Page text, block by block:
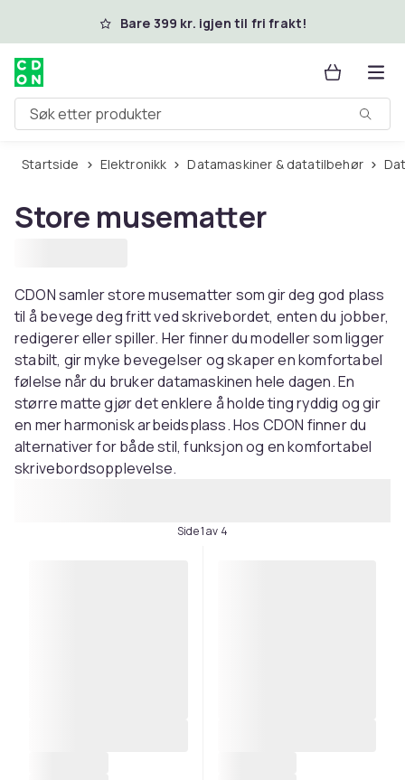
Hopp til hovedinnholdBare 399 kr. igjen til fri frakt!
Søk etter produkter
Startside Elektronikk Datamaskiner & datatilbehør
Store musematter
CDON samler store musematter som gir deg god plass
til å bevege deg fritt ved skrivebordet, enten du jobber,
redigerer eller spiller. Her finner du modeller som ligger
stabilt, gir myke bevegelser og skaper en komfortabel
følelse når du bruker datamaskinen hele dagen. En
større matte gjør det enklere å holde ting ryddig og gir
en mer harmonisk arbeidsplass. Hos CDON finner du
alternativer for både stil, funksjon og en komfortabel
skrivebordsopplevelse.
Side 1 av 4